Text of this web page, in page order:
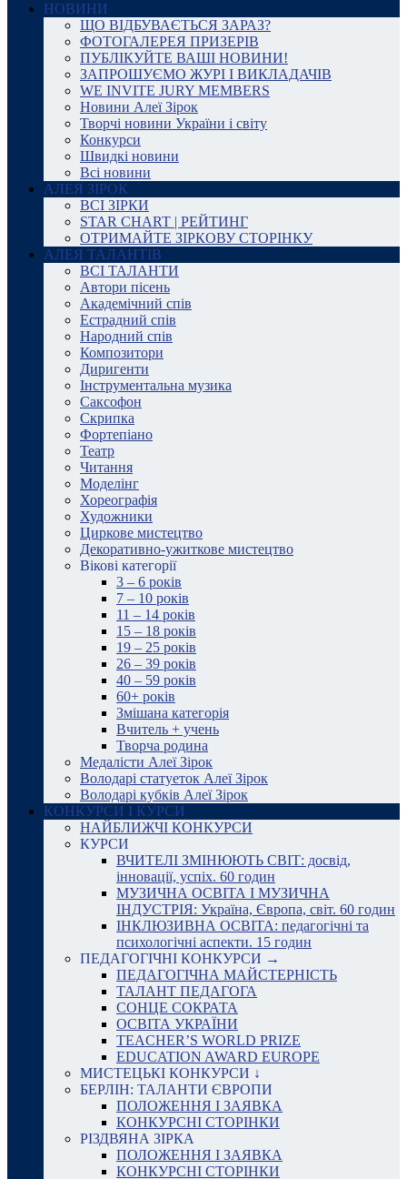
НОВИНИ
ЩО ВІДБУВАЄТЬСЯ ЗАРАЗ?
ФОТОГАЛЕРЕЯ ПРИЗЕРІВ
ПУБЛІКУЙТЕ ВАШІ НОВИНИ!
ЗАПРОШУЄМО ЖУРІ І ВИКЛАДАЧІВ
WE INVITE JURY MEMBERS
Новини Алеї Зірок
Творчі новини України і світу
Конкурси
Швидкі новини
Всі новини
АЛЕЯ ЗІРОК
ВСІ ЗІРКИ
STAR CHART | РЕЙТИНГ
ОТРИМАЙТЕ ЗІРКОВУ СТОРІНКУ
АЛЕЯ ТАЛАНТІВ
ВСІ ТАЛАНТИ
Автори пісень
Академічний спів
Естрадний спів
Народний спів
Композитори
Диригенти
Інструментальна музика
Саксофон
Скрипка
Фортепіано
Театр
Читання
Моделінг
Хореографія
Художники
Циркове мистецтво
Декоративно-ужиткове мистецтво
Вікові категорії
3 – 6 років
7 – 10 років
11 – 14 років
15 – 18 років
19 – 25 років
26 – 39 років
40 – 59 років
60+ років
Змішана категорія
Вчитель + учень
Творча родина
Медалісти Алеї Зірок
Володарі статуеток Алеї Зірок
Володарі кубків Алеї Зірок
КОНКУРСИ І КУРСИ
НАЙБЛИЖЧІ КОНКУРСИ
КУРСИ
ВЧИТЕЛІ ЗМІНЮЮТЬ СВІТ: досвід,
інновації, успіх. 60 годин
МУЗИЧНА ОСВІТА І МУЗИЧНА
ІНДУСТРІЯ: Україна, Європа, світ. 60 годин
ІНКЛЮЗИВНА ОСВІТА: педагогічні та
психологічні аспекти. 15 годин
ПЕДАГОГІЧНІ КОНКУРСИ →
ПЕДАГОГІЧНА МАЙСТЕРНІСТЬ
ТАЛАНТ ПЕДАГОГА
СОНЦЕ СОКРАТА
ОСВІТА УКРАЇНИ
TEACHER’S WORLD PRIZE
EDUCATION AWARD EUROPE
МИСТЕЦЬКІ КОНКУРСИ ↓
БЕРЛІН: ТАЛАНТИ ЄВРОПИ
ПОЛОЖЕННЯ І ЗАЯВКА
КОНКУРСНІ СТОРІНКИ
РІЗДВЯНА ЗІРКА
ПОЛОЖЕННЯ І ЗАЯВКА
КОНКУРСНІ СТОРІНКИ